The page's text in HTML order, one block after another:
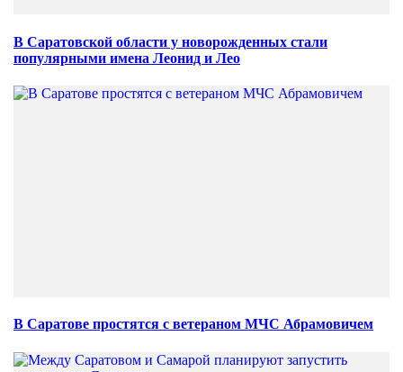
В Саратовской области у новорожденных стали
популярными имена Леонид и Лео
В Саратове простятся с ветераном МЧС Абрамовичем